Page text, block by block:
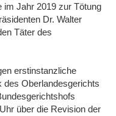
im Jahr 2019 zur Tötung
Dr. Walter
Täter des
erstinstanzliche
des Oberlandesgerichts
über die Revision der